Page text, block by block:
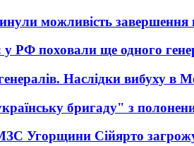
можливість завершення
у РФ поховали ще одного
Наслідки вибуху в
бригаду" з
Угорщини Сійярто